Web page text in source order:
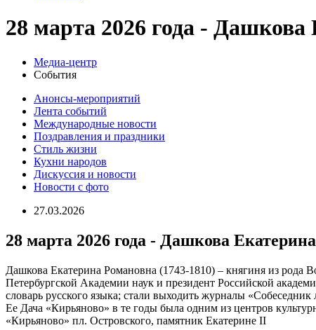
28 марта 2026 года - Дашкова
Медиа-центр
События
Анонсы-мероприятий
Лента событий
Международные новости
Поздравления и праздники
Cтиль жизни
Кухни народов
Дискуссия и новости
Новости с фото
27.03.2026
28 марта 2026 года - Дашкова
Дашкова Екатерина Романовна (1743-1810) – княгиня из
Петербургской Академии наук и президент Российской
словарь русского языка; стали выходить журналы
Ее Дача «Кирьяново» в те годы была одним из центров
«Кирьяново» пл. Островского, памятник Екатерине II